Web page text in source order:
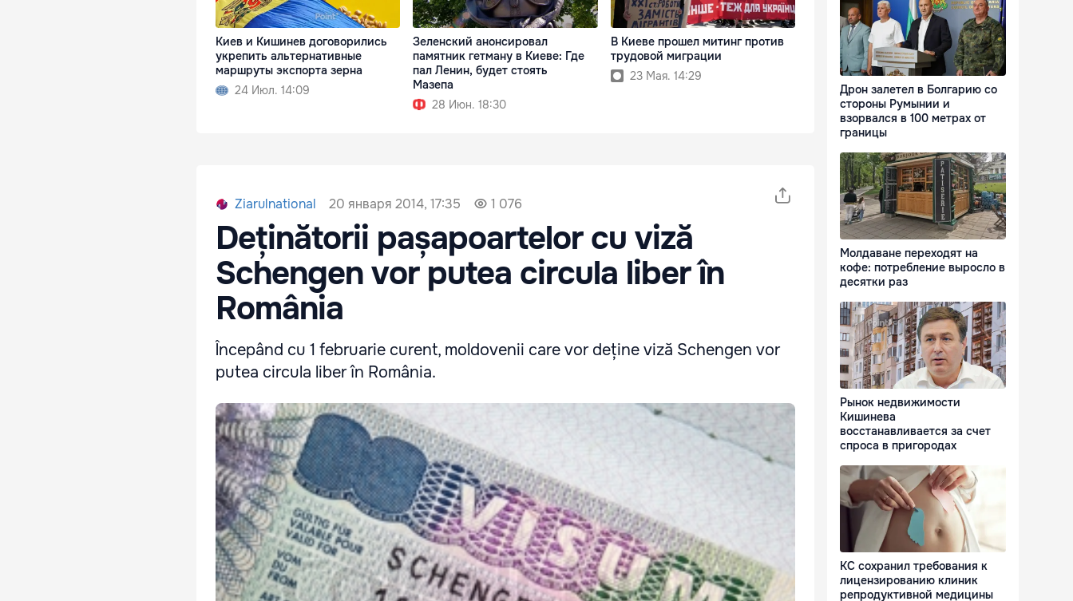
Киев и Кишинев договорились
укрепить альтернативные
маршруты экспорта зерна
24 Июл. 14:09
Зеленский анонсировал
памятник гетману в Киеве: Где
пал Ленин, будет стоять
Мазепа
28 Июн. 18:30
В Киеве прошел митинг против
трудовой миграции
23 Мая. 14:29
Ziarulnational 20 января 2014, 17:35 1 076
Deținătorii pașapoartelor cu viză
Schengen vor putea circula liber în
România
Începând cu 1 februarie curent, moldovenii care vor deține viză Schengen vor
putea circula liber în România.
Дрон залетел в Болгарию со
стороны Румынии и
взорвался в 100 метрах от
границы
Молдаване переходят на
кофе: потребление выросло в
десятки раз
Рынок недвижимости
Кишинева
восстанавливается за счет
спроса в пригородах
КС сохранил требования к
лицензированию клиник
репродуктивной медицины